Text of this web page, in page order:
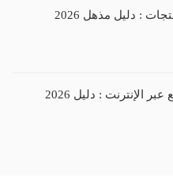
: دليل مذهل 2026
الإنترنت : دليل 2026